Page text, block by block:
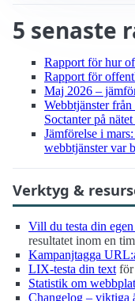
5 senaste
Rapport för hur
Rapport för
Maj 2026 –
Webbtjänster
Soctanter på
Jämförelse i
webbtjänster var
Verktyg &
Vill du testa din
resultatet inom en
Kampanjtagga
LIX-testa din text för
Statistik om
Changelog – viktiga